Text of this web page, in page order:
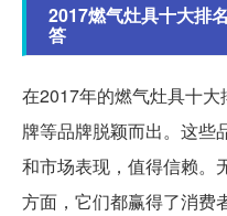
2017燃气灶具十大排
答
在2017年的燃气灶具十
牌等品牌脱颖而出。这些
和市场表现，值得信赖。
方面，它们都赢得了消费